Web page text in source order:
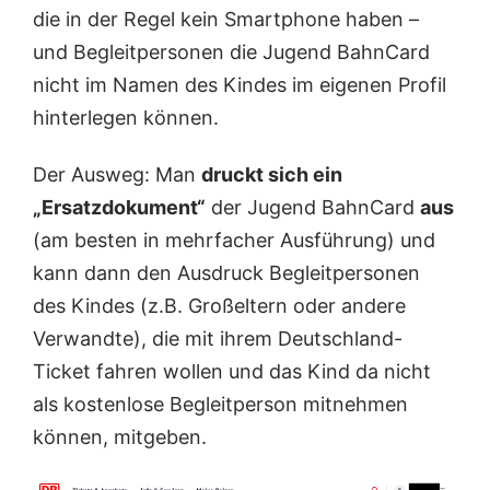
die in der Regel kein Smartphone haben –
und Begleitpersonen die Jugend BahnCard
nicht im Namen des Kindes im eigenen Profil
hinterlegen können.
Der Ausweg: Man druckt sich ein
„Ersatzdokument“ der Jugend BahnCard aus
(am besten in mehrfacher Ausführung) und
kann dann den Ausdruck Begleitpersonen
des Kindes (z.B. Großeltern oder andere
Verwandte), die mit ihrem Deutschland-
Ticket fahren wollen und das Kind da nicht
als kostenlose Begleitperson mitnehmen
können, mitgeben.